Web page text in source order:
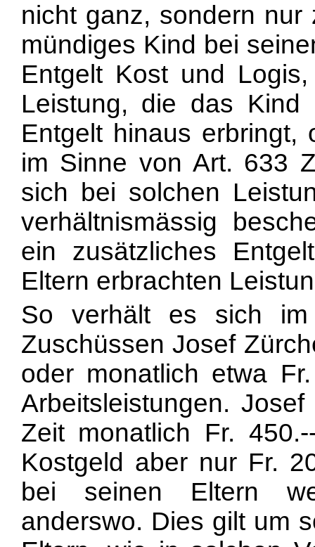
nicht ganz, sondern nur
mündiges Kind bei
Entgelt Kost und
Leistung, die das
Entgelt hinaus erbringt,
im Sinne von Art. 633
sich bei solchen
verhältnismässig
ein zusätzliches
Eltern erbrachten
So verhält es sich im
Zuschüssen Josef
oder monatlich etwa
Arbeitsleistungen.
Zeit monatlich Fr.
Kostgeld aber nur Fr.
bei seinen Eltern
anderswo. Dies gilt um